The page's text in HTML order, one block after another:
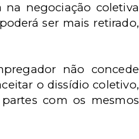
negociação coletiva
ser mais retirado,
não concede
o dissídio coletivo,
com os mesmos